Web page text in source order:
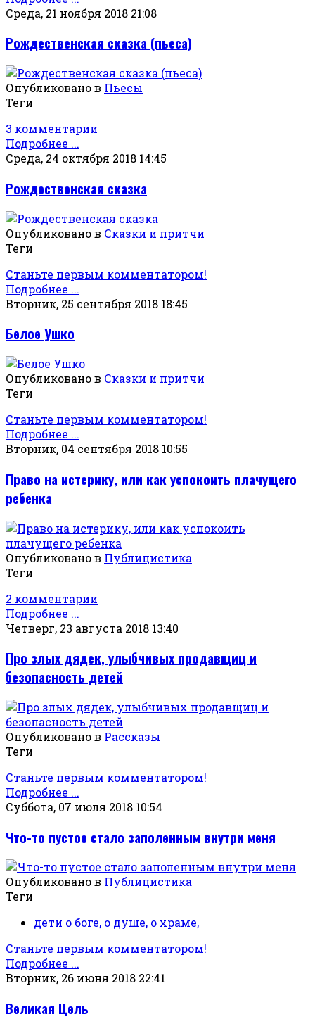
Среда, 21 ноября 2018 21:08
Рождественская сказка (пьеса)
Опубликовано в Пьесы
Теги
3 комментарии
Подробнее ...
Среда, 24 октября 2018 14:45
Рождественская сказка
Опубликовано в Сказки и притчи
Теги
Станьте первым комментатором!
Подробнее ...
Вторник, 25 сентября 2018 18:45
Белое Ушко
Опубликовано в Сказки и притчи
Теги
Станьте первым комментатором!
Подробнее ...
Вторник, 04 сентября 2018 10:55
Право на истерику, или как успокоить плачущего
ребенка
Опубликовано в Публицистика
Теги
2 комментарии
Подробнее ...
Четверг, 23 августа 2018 13:40
Про злых дядек, улыбчивых продавщиц и
безопасность детей
Опубликовано в Рассказы
Теги
Станьте первым комментатором!
Подробнее ...
Суббота, 07 июля 2018 10:54
Что-то пустое стало заполенным внутри меня
Опубликовано в Публицистика
Теги
дети о боге, о душе, о храме,
Станьте первым комментатором!
Подробнее ...
Вторник, 26 июня 2018 22:41
Великая Цель